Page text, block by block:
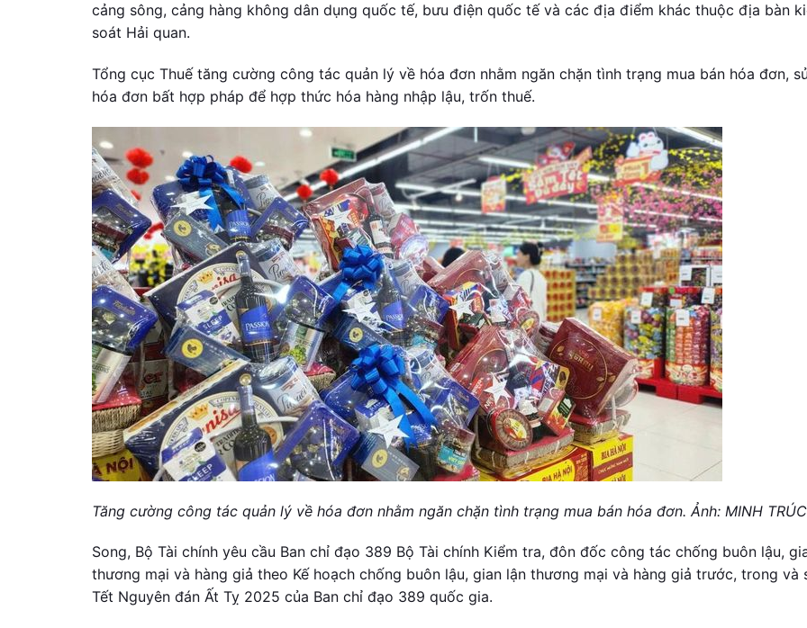
cảng sông, cảng hàng không dân dụng quốc tế, bưu điện quốc tế và các địa điểm khác thuộc địa bàn
soát Hải quan.
Tổng cục Thuế tăng cường công tác quản lý về hóa đơn nhằm ngăn chặn tình trạng mua bán hóa đơn,
hóa đơn bất hợp pháp để hợp thức hóa hàng nhập lậu, trốn thuế.
Tăng cường công tác quản lý về hóa đơn nhằm ngăn chặn tình trạng mua bán hóa đơn. Ảnh: MINH TRÚC
Song, Bộ Tài chính yêu cầu Ban chỉ đạo 389 Bộ Tài chính Kiểm tra, đôn đốc công tác chống buôn lậu,
thương mại và hàng giả theo Kế hoạch chống buôn lậu, gian lận thương mại và hàng giả trước, trong và
Tết Nguyên đán Ất Tỵ 2025 của Ban chỉ đạo 389 quốc gia.